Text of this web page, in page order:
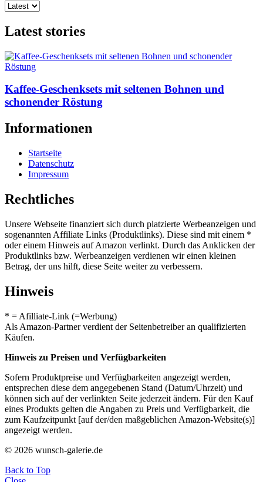
Latest stories
Kaffee-Geschenksets mit seltenen Bohnen und
schonender Röstung
Informationen
Startseite
Datenschutz
Impressum
Rechtliches
Unsere Webseite finanziert sich durch platzierte Werbeanzeigen und
sogenannten Affiliate Links (Produktlinks). Diese sind mit einem *
oder einem Hinweis auf Amazon verlinkt. Durch das Anklicken der
Produktlinks bzw. Werbeanzeigen verdienen wir einen kleinen
Betrag, der uns hilft, diese Seite weiter zu verbessern.
Hinweis
* = Afilliate-Link (=Werbung)
Als Amazon-Partner verdient der Seitenbetreiber an qualifizierten
Käufen.
Hinweis zu Preisen und Verfügbarkeiten
Sofern Produktpreise und Verfügbarkeiten angezeigt werden,
entsprechen diese dem angegebenen Stand (Datum/Uhrzeit) und
können sich auf der verlinkten Seite jederzeit ändern. Für den Kauf
eines Produkts gelten die Angaben zu Preis und Verfügbarkeit, die
zum Kaufzeitpunkt [auf der/den maßgeblichen Amazon-Website(s)]
angezeigt werden.
© 2026 wunsch-galerie.de
Back to Top